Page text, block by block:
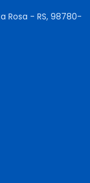
Rosa - RS, 98780-